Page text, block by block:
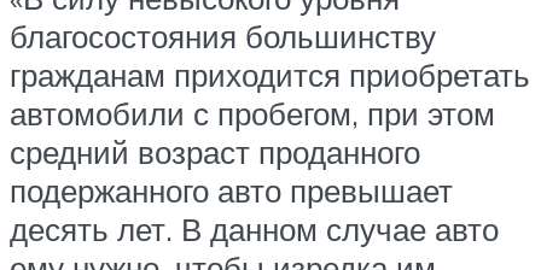
благосостояния большинству
гражданам приходится приобретать
автомобили с пробегом, при этом
средний возраст проданного
подержанного авто превышает
десять лет. В данном случае авто